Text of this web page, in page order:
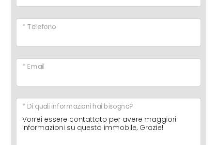
* Telefono
* Email
* Di quali informazioni hai bisogno?